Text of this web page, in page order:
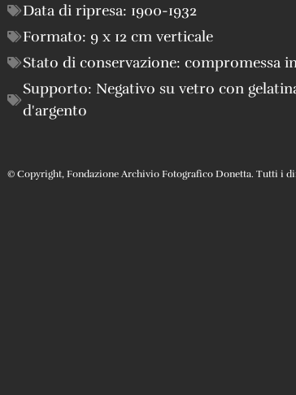
Data di ripresa: 1900-1932
Formato: 9 x 12 cm verticale
Stato di conservazione: compromessa
Supporto: Negativo su vetro con
d'argento
© Copyright, Fondazione Archivio Fotografico Donetta. Tutti i